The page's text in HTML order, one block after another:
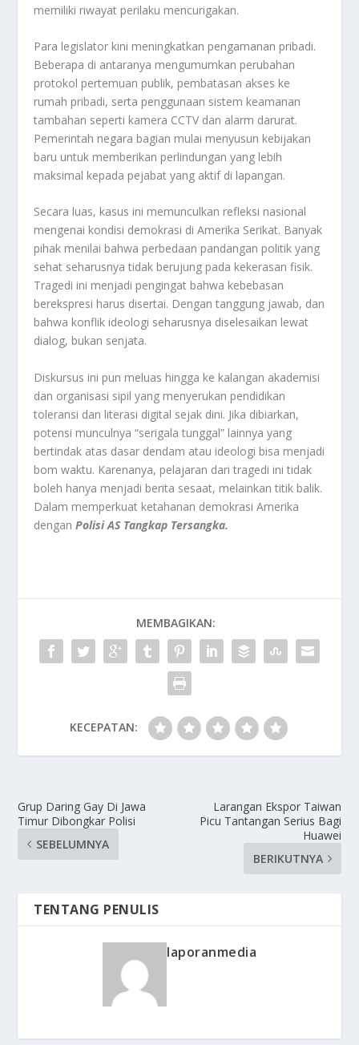
memiliki riwayat perilaku mencurigakan.
Para legislator kini meningkatkan pengamanan pribadi.
Beberapa di antaranya mengumumkan perubahan
protokol pertemuan publik, pembatasan akses ke
rumah pribadi, serta penggunaan sistem keamanan
tambahan seperti kamera CCTV dan alarm darurat.
Pemerintah negara bagian mulai menyusun kebijakan
baru untuk memberikan perlindungan yang lebih
maksimal kepada pejabat yang aktif di lapangan.
Secara luas, kasus ini memunculkan refleksi nasional
mengenai kondisi demokrasi di Amerika Serikat. Banyak
pihak menilai bahwa perbedaan pandangan politik yang
sehat seharusnya tidak berujung pada kekerasan fisik.
Tragedi ini menjadi pengingat bahwa kebebasan
berekspresi harus disertai. Dengan tanggung jawab, dan
bahwa konflik ideologi seharusnya diselesaikan lewat
dialog, bukan senjata.
Diskursus ini pun meluas hingga ke kalangan akademisi
dan organisasi sipil yang menyerukan pendidikan
toleransi dan literasi digital sejak dini. Jika dibiarkan,
potensi munculnya “serigala tunggal” lainnya yang
bertindak atas dasar dendam atau ideologi bisa menjadi
bom waktu. Karenanya, pelajaran dari tragedi ini tidak
boleh hanya menjadi berita sesaat, melainkan titik balik.
Dalam memperkuat ketahanan demokrasi Amerika
denganPolisi AS Tangkap Tersangka.
MEMBAGIKAN:
KECEPATAN:
Grup Daring Gay Di Jawa
Timur Dibongkar Polisi
SEBELUMNYA
Larangan Ekspor Taiwan
Picu Tantangan Serius Bagi
Huawei
BERIKUTNYA
TENTANG PENULIS
laporanmedia